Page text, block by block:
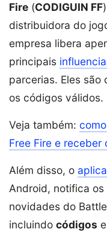
Fire (CODIGUIN FF
distribuidora do
empresa libera
principais
parcerias. Eles
os códigos válidos.
Veja também:
Free Fire e receber
Além disso, o
Android, notifica
novidades do
incluindo códigos e